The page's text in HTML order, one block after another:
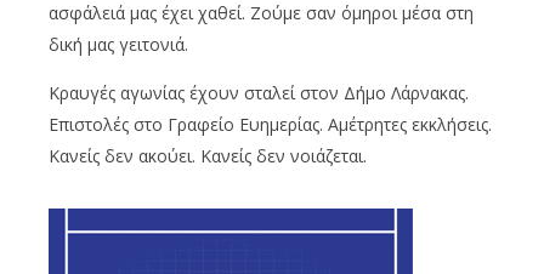
ασφάλειά μας έχει χαθεί. Ζούμε σαν όμηροι μέσα στη
δική μας γειτονιά.
Κραυγές αγωνίας έχουν σταλεί στον Δήμο Λάρνακας.
Επιστολές στο Γραφείο Ευημερίας. Αμέτρητες εκκλήσεις.
Κανείς δεν ακούει. Κανείς δεν νοιάζεται.